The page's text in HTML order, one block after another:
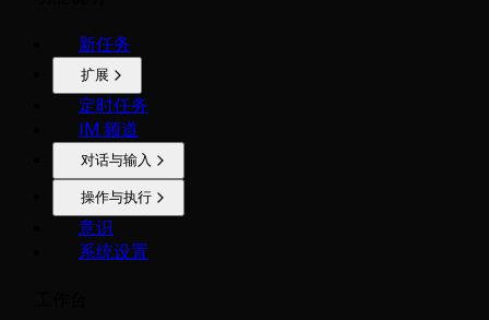
新任务
扩展
定时任务
IM 频道
对话与输入
操作与执行
意识
系统设置